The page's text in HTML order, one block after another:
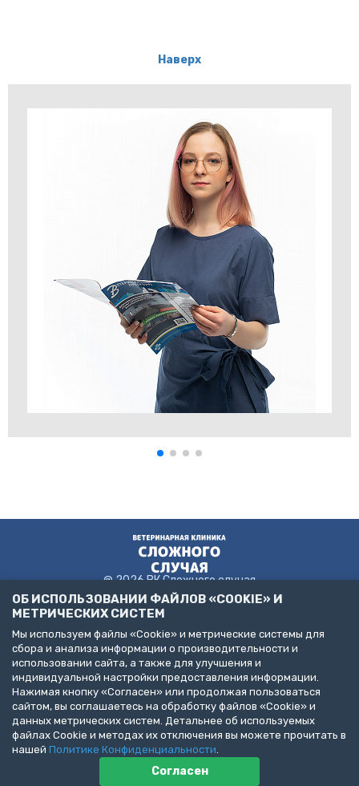
Наверх
@ 2026 ВК Сложного случая
ДЕЛАЙТЕ БИЗНЕС С НАМИ!
Представлена информация об услугах следующих клиник:
Санкт-Петербург, пр. Народного Ополчения, д. 19, к. 1. (ООО
"НЕОТЛОЖНАЯ ВЕТЕРИНАРИЯ")
Санкт-Петербург, ул. Бухарестская, д. 122, к. 2 (ООО "КВМК")
Пушкин, Павловское шоссе, д. 101. (ООО "ВЦЦ")
Пользовательское соглашение
Политика конфиденциальности
Публичная оферта
ОБ ИСПОЛЬЗОВАНИИ ФАЙЛОВ «COOKIE» И
МЕТРИЧЕСКИХ СИСТЕМ
Мы используем файлы «Cookie» и метрические системы для
сбора и анализа информации о производительности и
использовании сайта, а также для улучшения и
индивидуальной настройки предоставления информации.
Нажимая кнопку «Согласен» или продолжая пользоваться
сайтом, вы соглашаетесь на обработку файлов «Cookie» и
данных метрических систем. Детальнее об используемых
файлах Cookie и методах их отключения вы можете прочитать в
нашей Политике Конфиденциальности.
Согласен